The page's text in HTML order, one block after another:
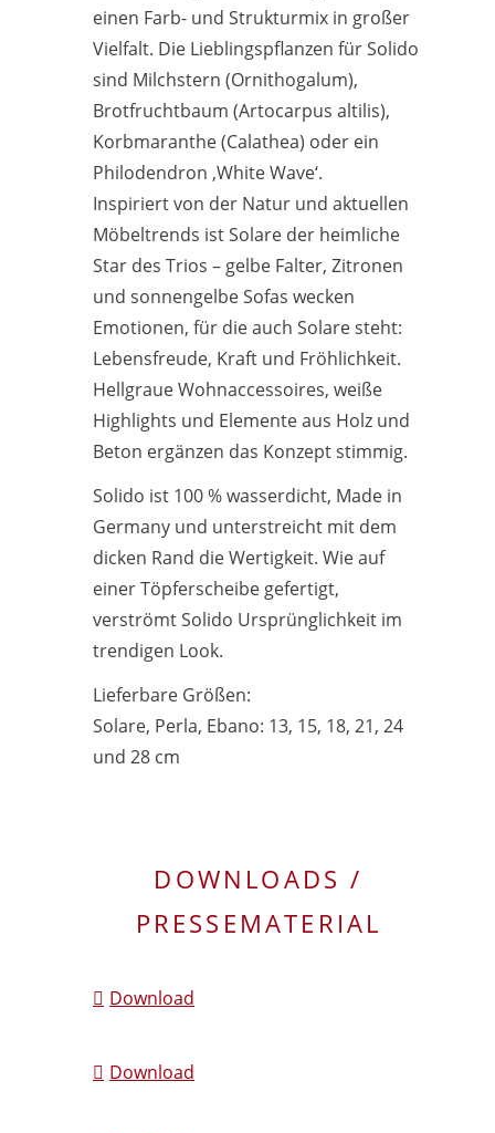
einen Farb- und Strukturmix in großer
Vielfalt. Die Lieblingspflanzen für Solido
sind Milchstern (Ornithogalum),
Brotfruchtbaum (Artocarpus altilis),
Korbmaranthe (Calathea) oder ein
Philodendron ‚White Wave‘.
Inspiriert von der Natur und aktuellen
Möbeltrends ist Solare der heimliche
Star des Trios – gelbe Falter, Zitronen
und sonnengelbe Sofas wecken
Emotionen, für die auch Solare steht:
Lebensfreude, Kraft und Fröhlichkeit.
Hellgraue Wohnaccessoires, weiße
Highlights und Elemente aus Holz und
Beton ergänzen das Konzept stimmig.
Solido ist 100 % wasserdicht, Made in
Germany und unterstreicht mit dem
dicken Rand die Wertigkeit. Wie auf
einer Töpferscheibe gefertigt,
verströmt Solido Ursprünglichkeit im
trendigen Look.
Lieferbare Größen:
Solare, Perla, Ebano: 13, 15, 18, 21, 24
und 28 cm
DOWNLOADS /
PRESSEMATERIAL
Download
Download